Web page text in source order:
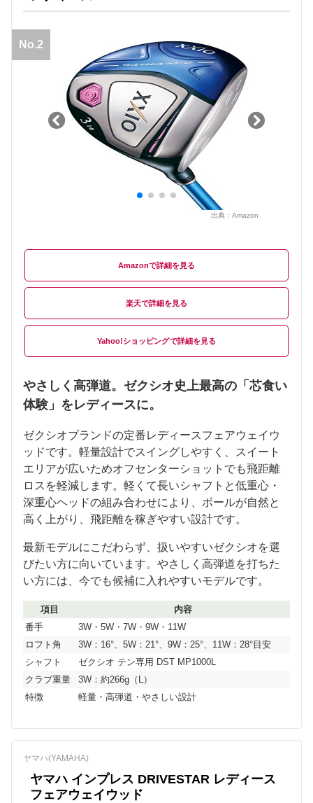
No.2
出典： Amazon
Amazon
楽天
Yahoo!ショッピング
やさしく高弾道。ゼクシオ史上最高の「芯食い
体験」をレディースに。
ゼクシオブランドの定番レディースフェアウェイウ
ッドです。軽量設計でスイングしやすく、スイート
エリアが広いためオフセンターショットでも飛距離
ロスを軽減します。軽くて長いシャフトと低重心・
深重心ヘッドの組み合わせにより、ボールが自然と
高く上がり、飛距離を稼ぎやすい設計です。
最新モデルにこだわらず、扱いやすいゼクシオを選
びたい方に向いています。やさしく高弾道を打ちた
い方には、今でも候補に入れやすいモデルです。
項目
内容
番手
3W・5W・7W・9W・11W
ロフト角
3W：16°、5W：21°、9W：25°、11W：28°目安
シャフト
ゼクシオ テン専用 DST MP1000L
クラブ重量
3W：約266g（L）
特徴
軽量・高弾道・やさしい設計
ヤマハ(YAMAHA)
ヤマハ インプレス DRIVESTAR レディース
フェアウェイウッド